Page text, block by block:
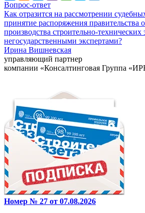
Вопрос-ответ
Как отразится на рассмотрении
принятие распоряжения правительства
производства строительно-технических
негосударственными экспертами?
Ирина Вишневская
управляющий партнер
компании «Консалтинговая Группа
Номер № 27 от 07.08.2026